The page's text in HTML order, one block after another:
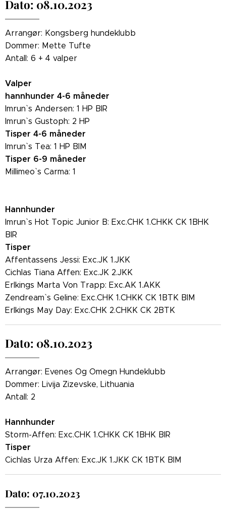
Dato: 08.10.2023
Arrangør: Kongsberg hundeklubb
Dommer: Mette Tufte
Antall: 6 + 4 valper
Valper
hannhunder 4-6 måneder
Imrun` s Andersen: 1 HP BIR
Imrun` s Gustoph: 2 HP
Tisper 4-6 måneder
Imrun` s Tea: 1 HP BIM
Tisper 6-9 måneder
Millimeo` s Carma: 1
Hannhunder
Imrun` s Hot Topic Junior B: Exc.CHK 1.CHKK CK 1BHK
BIR
Tisper
Affentassens Jessi: Exc.JK 1.JKK
Cichlas Tiana Affen: Exc.JK 2.JKK
Erlkings Marta Von Trapp: Exc.AK 1.AKK
Zendream` s Geline: Exc.CHK 1.CHKK CK 1BTK BIM
Erlkings May Day: Exc.CHK 2.CHKK CK 2BTK
Dato: 08.10.2023
Arrangør: Evenes Og Omegn Hundeklubb
Dommer: Livija Zizevske, Lithuania
Antall: 2
Hannhunder
Storm-Affen: Exc.CHK 1.CHKK CK 1BHK BIR
Tisper
Cichlas Urza Affen: Exc.JK 1.JKK CK 1BTK BIM
Dato: 07.10.2023